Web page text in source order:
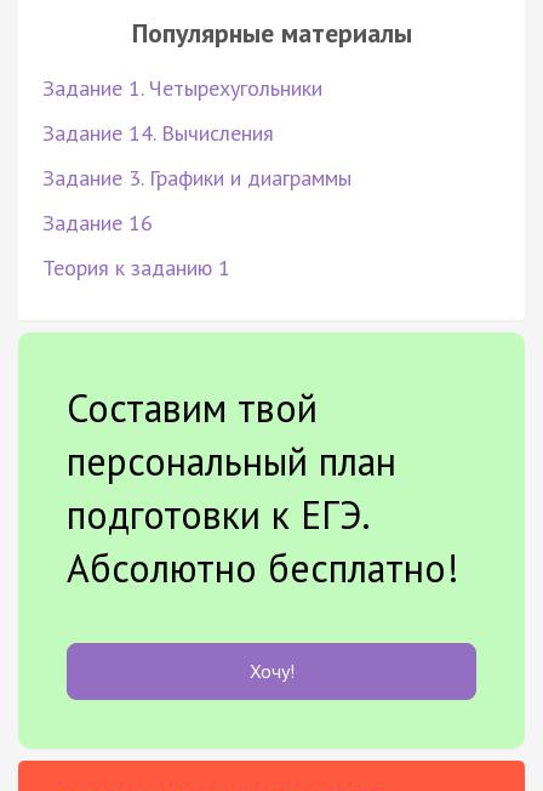
Популярные материалы
Задание 1. Четырехугольники
Задание 14. Вычисления
Задание 3. Графики и диаграммы
Задание 16
Теория к заданию 1
Составим твой
персональный план
подготовки к ЕГЭ.
Абсолютно бесплатно!
Хочу!